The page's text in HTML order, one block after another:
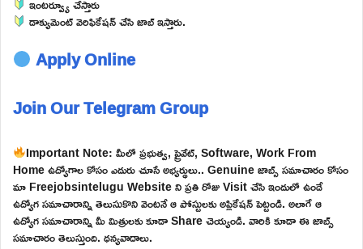
డాక్యుమెంట్ వెరిఫికేషన్ చేసి జాబ్ ఇస్తారు.
Apply Online
Join Our Telegram Group
Important Note: మీలో ప్రభుత్వ, ప్రైవేట్, Software, Work From
Home ఉద్యోగాల కోసం ఎదురు చూసే అభ్యర్థులు.. Genuine జాబ్స్ సమాచారం కోసం
మా Freejobsintelugu Website ని ప్రతి రోజు Visit చేసి ఇందులో ఉండే
ఉద్యోగ సమాచారాన్ని తెలుసుకొని వెంటనే ఆ పోస్టులకు అప్లికేషన్ పెట్టండి. అలాగే ఆ
ఉద్యోగ సమాచారాన్ని మీ మిత్రులకు కూడా Share చెయ్యండి. వారికి కూడా ఈ జాబ్స్
సమాచారం తెలుస్తుంది. ధన్యవాదాలు.